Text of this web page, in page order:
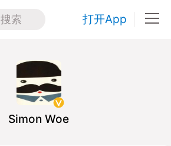
搜索 打开App
Simon Woe